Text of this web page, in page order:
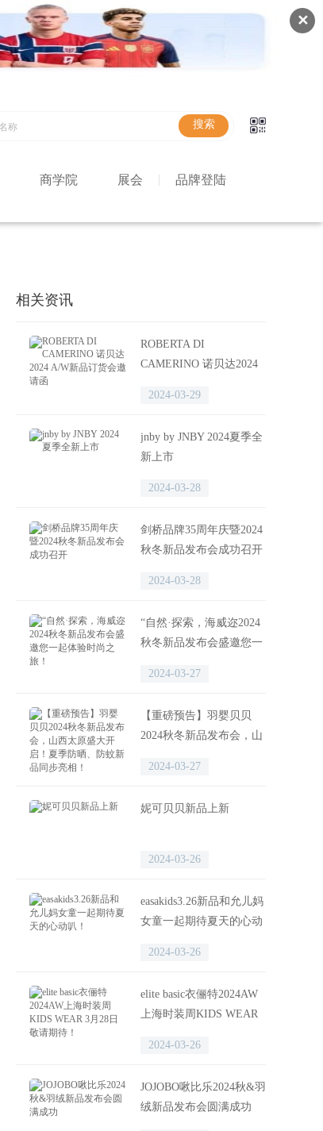
✕
商学院 展会 品牌登陆
相关资讯
ROBERTA DI
CAMERINO 诺贝达2024
2024-03-29
jnby by JNBY 2024夏季全
新上市
2024-03-28
剑桥品牌35周年庆暨2024
秋冬新品发布会成功召开
2024-03-28
“自然·探索，海威迩2024
秋冬新品发布会盛邀您一
2024-03-27
【重磅预告】羽婴贝贝
2024秋冬新品发布会，山
2024-03-27
妮可贝贝新品上新
2024-03-26
easakids3.26新品和允儿妈
女童一起期待夏天的心动
2024-03-26
elite basic衣俪特2024AW
上海时装周KIDS WEAR
2024-03-26
JOJOBO啾比乐2024秋&羽
绒新品发布会圆满成功